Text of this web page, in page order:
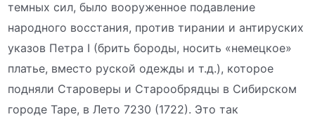
темных сил, было вооруженное подавление
народного восстания, против тирании и антируских
указов Петра I (брить бороды, носить «немецкое»
платье, вместо руской одежды и т.д.), которое
подняли Староверы и Старообрядцы в Сибирском
городе Таре, в Лето 7230 (1722). Это так